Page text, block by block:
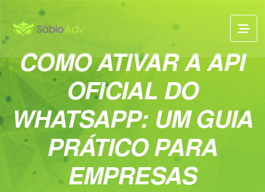
COMO ATIVAR A API
OFICIAL DO
WHATSAPP: UM GUIA
PRÁTICO PARA
EMPRESAS